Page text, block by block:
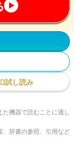
試し読み
機器で読むことに適し
、辞書の参照、引用など